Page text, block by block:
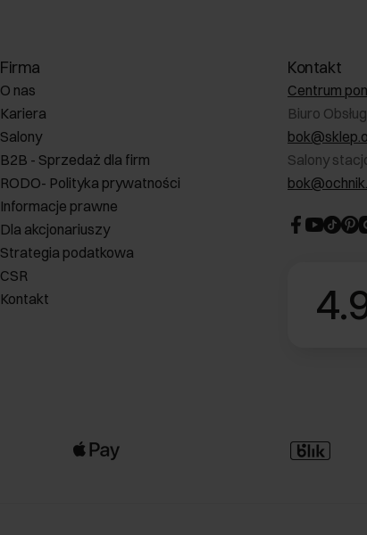
Firma
O nas
Kariera
Salony
B2B - Sprzedaż dla firm
RODO- Polityka prywatności
Informacje prawne
Dla akcjonariuszy
Strategia podatkowa
CSR
Kontakt
Kontakt
Centrum
Biuro
Salony